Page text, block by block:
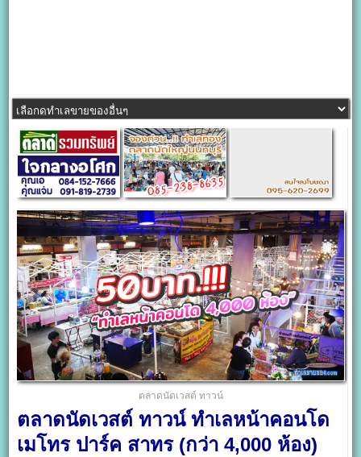
ตลาดนัดเวสต์ ทาวน์
ตลาดนัดเวสต์ ทาวน์ ทำเลหน้าคอนโด
เมโทร ปาร์ค สาทร (กว่า 4,000 ห้อง)